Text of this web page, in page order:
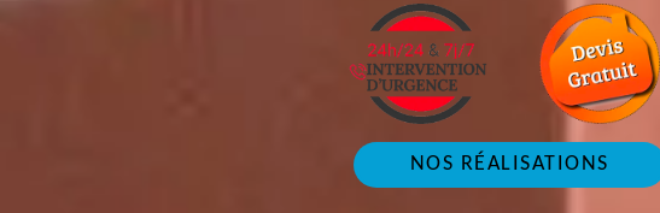
NOS RÉALISATIONS